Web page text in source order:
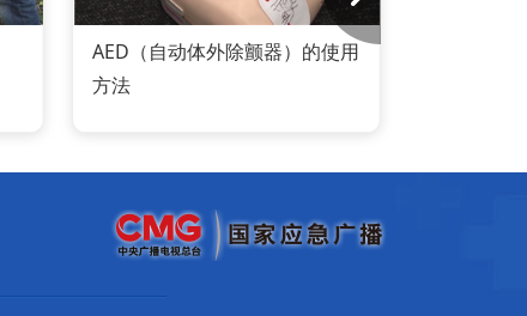
AED（自动体外除颤器）的使用
方法